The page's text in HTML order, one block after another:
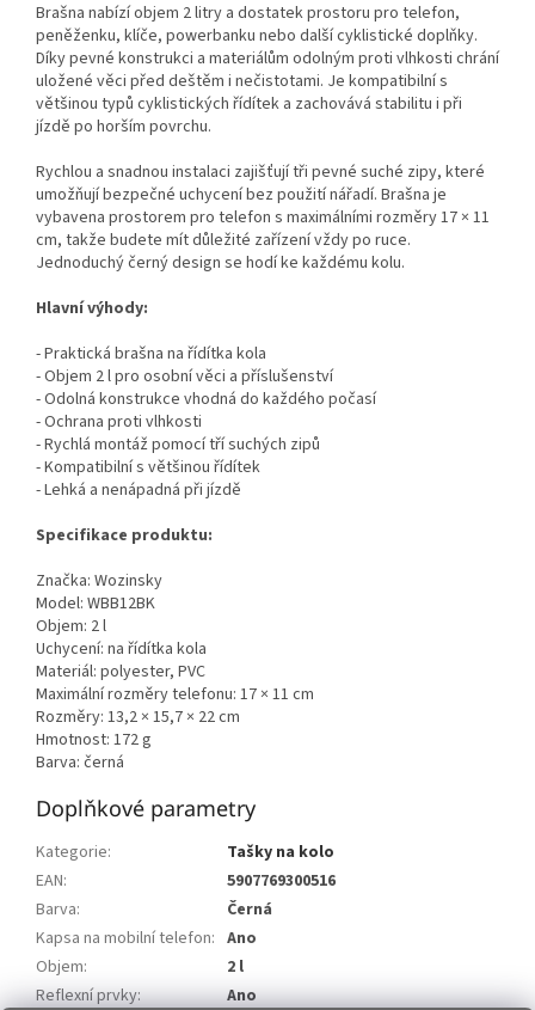
Brašna nabízí objem 2 litry a dostatek prostoru pro telefon,
peněženku, klíče, powerbanku nebo další cyklistické doplňky.
Díky pevné konstrukci a materiálům odolným proti vlhkosti chrání
uložené věci před deštěm i nečistotami. Je kompatibilní s
většinou typů cyklistických řídítek a zachovává stabilitu i při
jízdě po horším povrchu.
Rychlou a snadnou instalaci zajišťují tři pevné suché zipy, které
umožňují bezpečné uchycení bez použití nářadí. Brašna je
vybavena prostorem pro telefon s maximálními rozměry 17 × 11
cm, takže budete mít důležité zařízení vždy po ruce.
Jednoduchý černý design se hodí ke každému kolu.
Hlavní výhody:
- Praktická brašna na řídítka kola
- Objem 2 l pro osobní věci a příslušenství
- Odolná konstrukce vhodná do každého počasí
- Ochrana proti vlhkosti
- Rychlá montáž pomocí tří suchých zipů
- Kompatibilní s většinou řídítek
- Lehká a nenápadná při jízdě
Specifikace produktu:
Značka: Wozinsky
Model: WBB12BK
Objem: 2 l
Uchycení: na řídítka kola
Materiál: polyester, PVC
Maximální rozměry telefonu: 17 × 11 cm
Rozměry: 13,2 × 15,7 × 22 cm
Hmotnost: 172 g
Barva: černá
Doplňkové parametry
Kategorie:
Tašky na kolo
EAN:
5907769300516
Barva:
Černá
Kapsa na mobilní telefon: Ano
Objem:
2 l
Reflexní prvky: Ano